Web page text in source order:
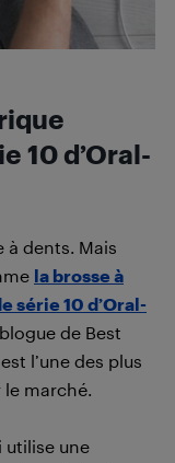
10 d’Oral-
à dents. Mais
la brosse à
série 10 d’Oral-
de Best
l’une des plus
marché.
utilise une